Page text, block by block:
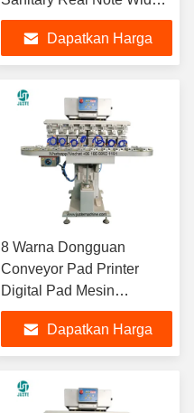
Flat 50Cm Pad Mesin
Pencetakan Untuk Kain
Kubik
Dapatkan Harga
8 Warna Dongguan
Conveyor Pad Printer
Digital Pad Mesin
Pencetakan Untuk Usb
Absorber Meja Makan Mat
Pad Bir Kaca
Dapatkan Harga